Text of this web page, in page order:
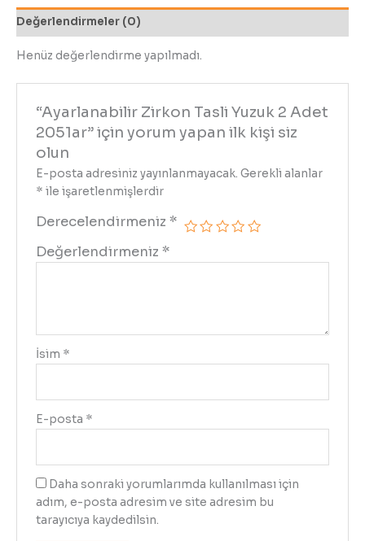
Değerlendirmeler (0)
Henüz değerlendirme yapılmadı.
“Ayarlanabilir Zirkon Tasli Yuzuk 2 Adet
2051ar” için yorum yapan ilk kişi siz
olun
E-posta adresiniz yayınlanmayacak. Gerekli alanlar
* ile işaretlenmişlerdir
Derecelendirmeniz *
Değerlendirmeniz *
İsim *
E-posta *
Daha sonraki yorumlarımda kullanılması için
adım, e-posta adresim ve site adresim bu
tarayıcıya kaydedilsin.